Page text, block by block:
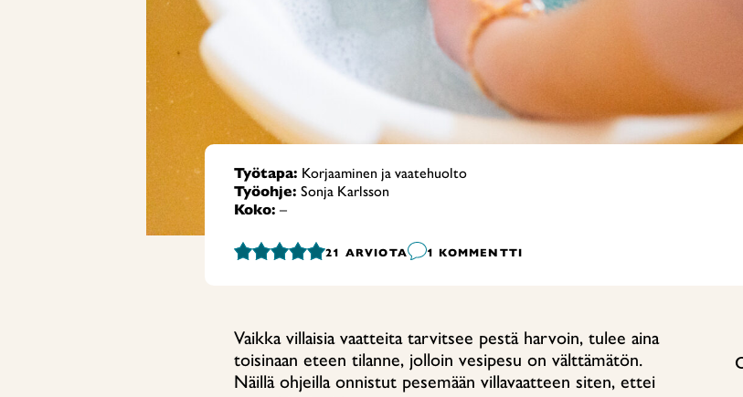
Työtapa: Korjaaminen ja vaatehuolto
Työohje: Sonja Karlsson
Koko: –
21 ARVIOTA 1 KOMMENTTI
Vaikka villaisia vaatteita tarvitsee pestä harvoin, tulee aina
toisinaan eteen tilanne, jolloin vesipesu on välttämätön.
Näillä ohjeilla onnistut pesemään villavaatteen siten, ettei